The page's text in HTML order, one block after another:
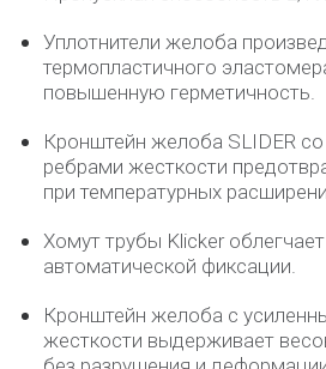
Уплотнители желоба
термопластичного
повышенную герметичность.
Кронштейн желоба SLIDER
ребрами жесткости
при температурных
Хомут трубы Klicker
автоматической фиксации.
Кронштейн желоба с
жесткости выдерживает